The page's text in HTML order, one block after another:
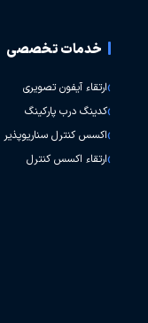
خدمات تخصصی
ارتقاء آیفون تصویری
کدینگ درب پارکینگ
اکسس کنترل سناریوپذیر
ارتقاء اکسس کنترل